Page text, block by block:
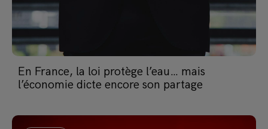
En France, la loi protège l’eau… mais
l’économie dicte encore son partage